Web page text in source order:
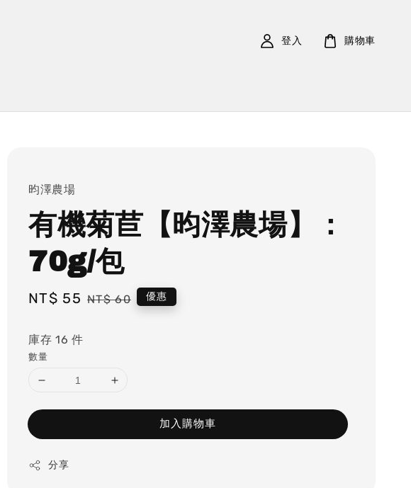
登入 購物車
昀澤農場
有機菊苣【昀澤農場】：
70g/包
Sale
NT$ 55 Regular
NT$ 60 優惠
庫存 16 件
數量
加入購物車
分享